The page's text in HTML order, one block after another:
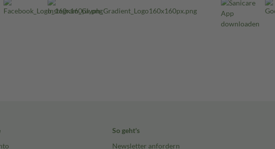
So geht's
Newsletter anfordern